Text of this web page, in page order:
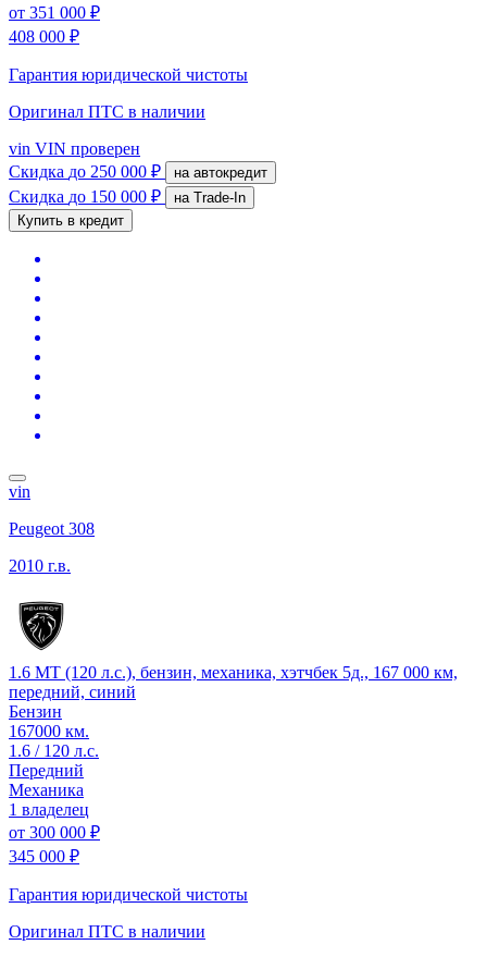
от 351 000 ₽
408 000 ₽
Гарантия юридической чистоты
Оригинал ПТС в наличии
vin VIN проверен
Скидка до 250 000 ₽ на автокредит
Скидка до 150 000 ₽
на Trade-In
Купить в кредит
vin
Peugeot 308
2010 г.в.
1.6 MT (120 л.с.), бензин, механика, хэтчбек 5д., 167 000 км,
передний, синий
Бензин
167000 км.
1.6 / 120 л.с.
Передний
Механика
1 владелец
от 300 000 ₽
345 000 ₽
Гарантия юридической чистоты
Оригинал ПТС в наличии